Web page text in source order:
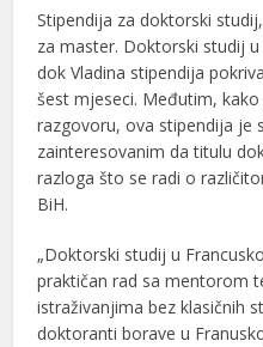
Stipendija za doktorski
za master. Doktorski studij
dok Vladina stipendija
šest mjeseci. Međutim,
razgovoru, ova stipendija je
zainteresovanim da titulu
razloga što se radi o
BiH.
„Doktorski studij u
praktičan rad sa mentorom
istraživanjima bez klasičnih
doktoranti borave u